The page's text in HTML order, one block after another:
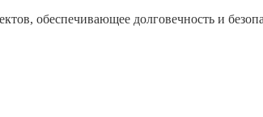
обеспечивающее долговечность и